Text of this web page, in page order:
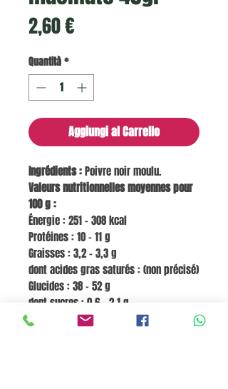
2,60 €Prezzo
Quantità*
Aggiungi al Carrello
Ingrédients :Poivre noir moulu.
Valeurs nutritionnelles moyennes pour
100 g :
Énergie : 251 – 308 kcal
Protéines : 10 – 11 g
Graisses : 3,2 – 3,3 g
dont acides gras saturés : (non précisé)
Glucides : 38 – 52 g
dont sucres : 0,6 – 2,1 g
Fibres : 13 – 26 g